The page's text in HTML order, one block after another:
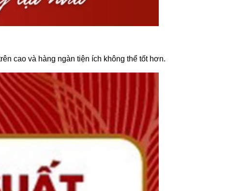
cao và hàng ngàn tiện ích không thể tốt hơn.